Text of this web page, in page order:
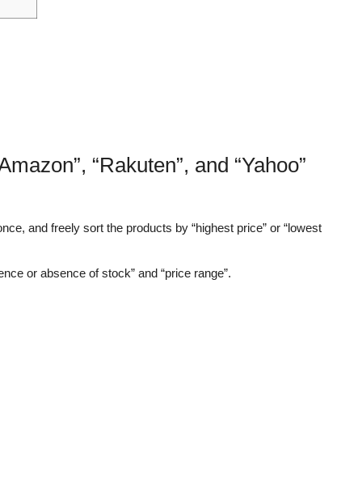
“Rakuten”, and “Yahoo”
and freely sort the products by “highest price” or “lowest
or absence of stock” and “price range”.